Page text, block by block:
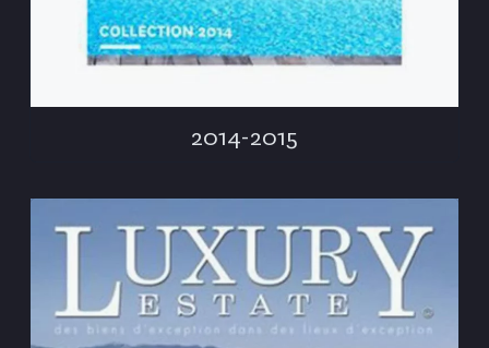
2014-2015